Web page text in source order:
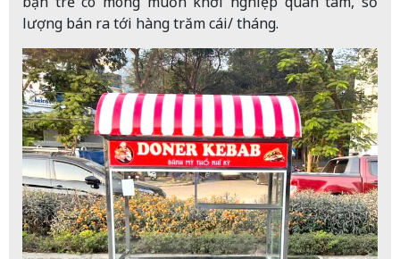
lượng bán ra tới hàng trăm cái/ tháng.